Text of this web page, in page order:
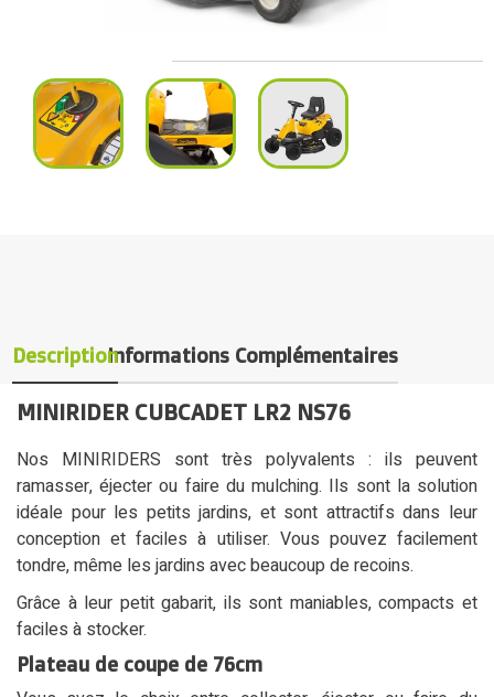
DescriptionInformations Complémentaires
MINIRIDER CUBCADET LR2 NS76
Nos MINIRIDERS sont très polyvalents : ils peuvent
ramasser, éjecter ou faire du mulching. Ils sont la solution
idéale pour les petits jardins, et sont attractifs dans leur
conception et faciles à utiliser. Vous pouvez facilement
tondre, même les jardins avec beaucoup de recoins.
Grâce à leur petit gabarit, ils sont maniables, compacts et
faciles à stocker.
Plateau de coupe de 76cm